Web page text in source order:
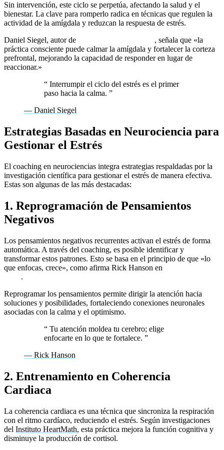
Sin intervención, este ciclo se perpetúa, afectando la salud y el
bienestar. La clave para romperlo radica en técnicas que regulen la
actividad de la amígdala y reduzcan la respuesta de estrés.
Daniel Siegel, autor de
, señala que «la
práctica consciente puede calmar la amígdala y fortalecer la corteza
prefrontal, mejorando la capacidad de responder en lugar de
reaccionar.»
“ Interrumpir el ciclo del estrés es el primer
paso hacia la calma. ”
— Daniel Siegel
Estrategias Basadas en Neurociencia para
Gestionar el Estrés
El coaching en neurociencias integra estrategias respaldadas por la
investigación científica para gestionar el estrés de manera efectiva.
Estas son algunas de las más destacadas:
1. Reprogramación de Pensamientos
Negativos
Los pensamientos negativos recurrentes activan el estrés de forma
automática. A través del coaching, es posible identificar y
transformar estos patrones. Esto se basa en el principio de que «lo
que enfocas, crece», como afirma Rick Hanson en
.
Reprogramar los pensamientos permite dirigir la atención hacia
soluciones y posibilidades, fortaleciendo conexiones neuronales
asociadas con la calma y el optimismo.
“ Tu atención moldea tu cerebro; elige
enfocarte en lo que te fortalece. ”
— Rick Hanson
2. Entrenamiento en Coherencia
Cardiaca
La coherencia cardiaca es una técnica que sincroniza la respiración
con el ritmo cardíaco, reduciendo el estrés. Según investigaciones
del Instituto HeartMath, esta práctica mejora la función cognitiva y
disminuye la producción de cortisol.